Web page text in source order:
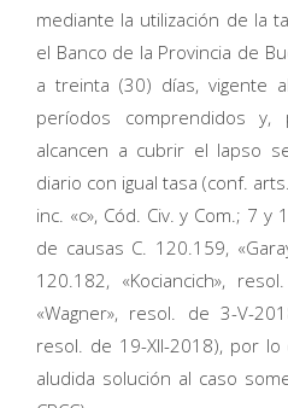
mediante la utilización de la
el Banco de la Provincia de
a treinta (30) días, vigente
períodos comprendidos
alcancen a cubrir el lapso
diario con igual tasa (conf.
inc. «c», Cód. Civ. y Com.; 7
de causas C. 120.159,
120.182, «Kociancich»,
«Wagner», resol. de 3-V-
resol. de 19-XII-2018), por
aludida solución al caso